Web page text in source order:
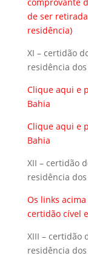
de ser
residência)
XI – certidão
residência
Clique aqui e
Bahia
Clique aqui e
Bahia
XII – certidão
residência
Os links
certidão cível
XIII – certidão
residência